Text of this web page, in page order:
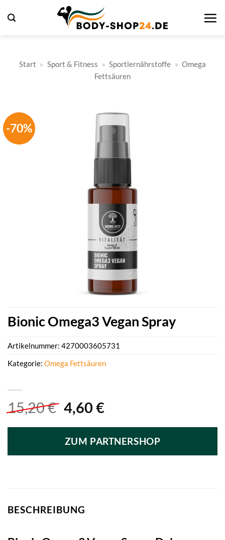
Inhalt
Start » Sport & Fitness » Sportlernährstoffe » Omega
Fettsäuren
-70%
Bionic Omega3 Vegan Spray
15,20€ Ursprünglicher
war:
15,20 €
4,60 €Aktueller
ist:
4,60 €.
ZUM PARTNERSHOP
Artikelnummer: 4270003605731
Kategorie: Omega Fettsäuren
BESCHREIBUNG